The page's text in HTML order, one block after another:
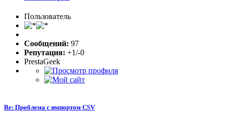
Пользователь
Сообщений: 97
Репутация: +1/-0
PrestaGeek
Re: Проблема с импортом CSV